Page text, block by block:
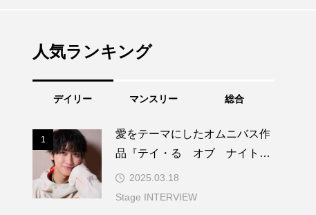
人気ランキング
デイリー マンスリー 総合
1
愛をテーマにしたオムニバス作
品『テイ・る オブ ナイトメ
ア』。主演の相葉裕樹が「愛」
を語る
2025.03.18
Stage INTERVIEW